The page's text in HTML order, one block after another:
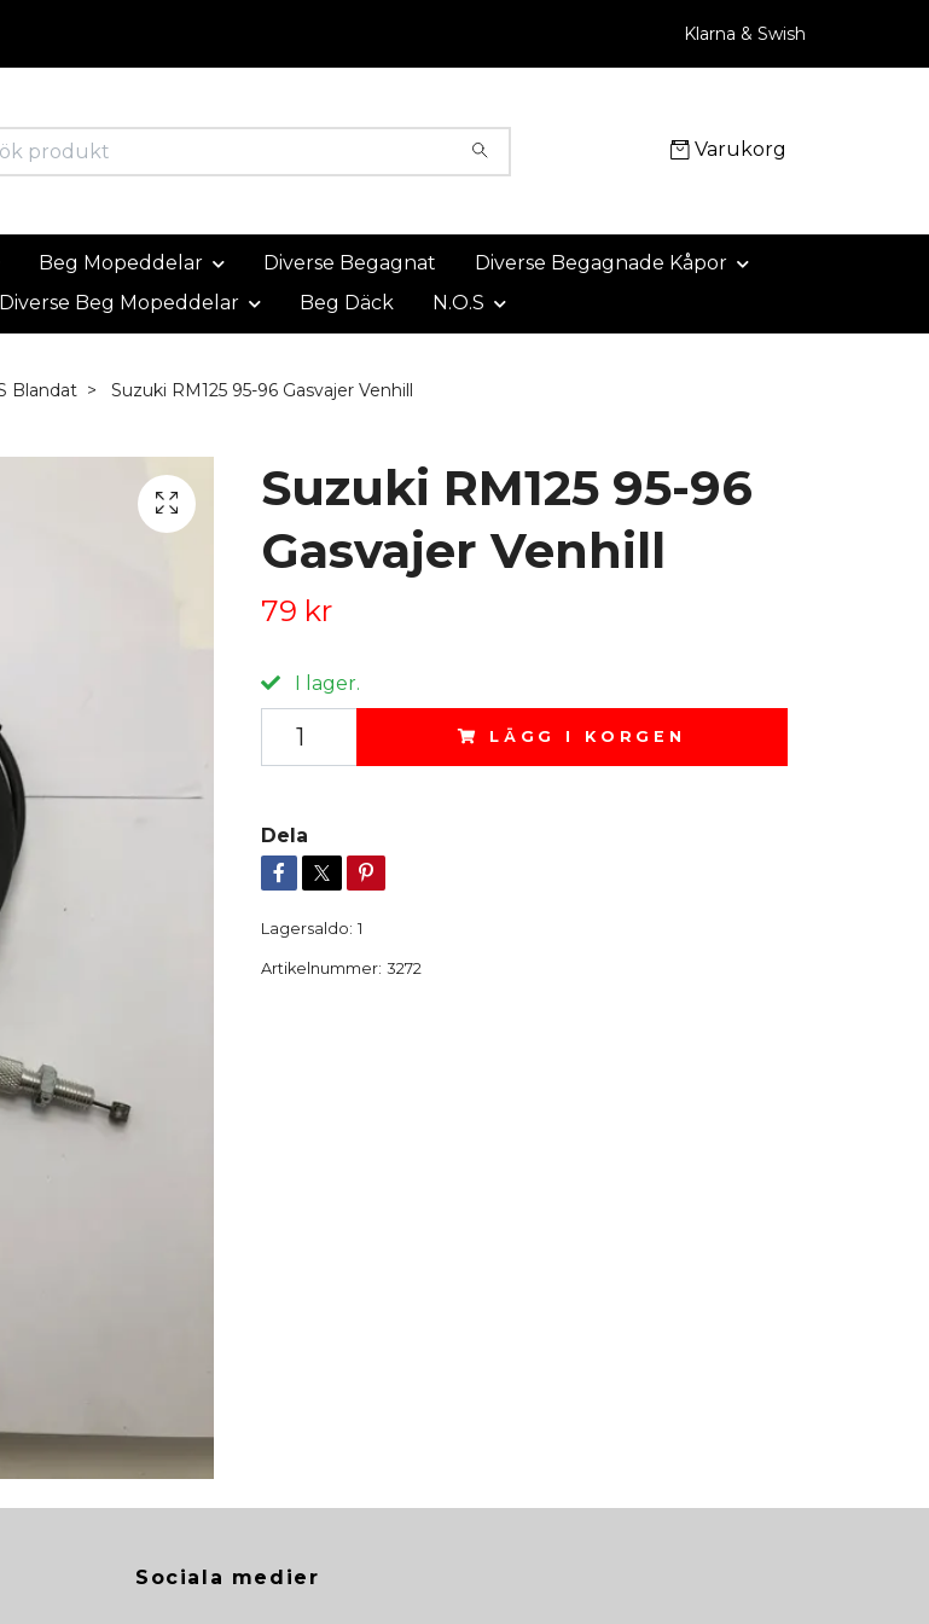
Klarna & Swish
Varukorg
Beg Mopeddelar Diverse Begagnat
Diverse Begagnade Kåpor
Diverse Beg Mopeddelar Beg Däck N.O.S
Blandat Suzuki RM125 95-96 Gasvajer Venhill
Suzuki RM125 95-96
Gasvajer Venhill
79 kr
I lager.
LÄGG I KORGEN
Dela
Lagersaldo: 1
Artikelnummer: 3272
Sociala medier